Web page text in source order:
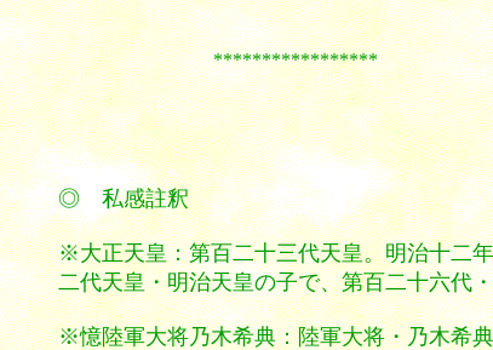
*****************
◎ 私感註釈
※大正天皇：第百二十三代天皇。明治十二
二代天皇・明治天皇の子で、第百二十六代
※憶陸軍大将乃木希典：陸軍大将・乃木希